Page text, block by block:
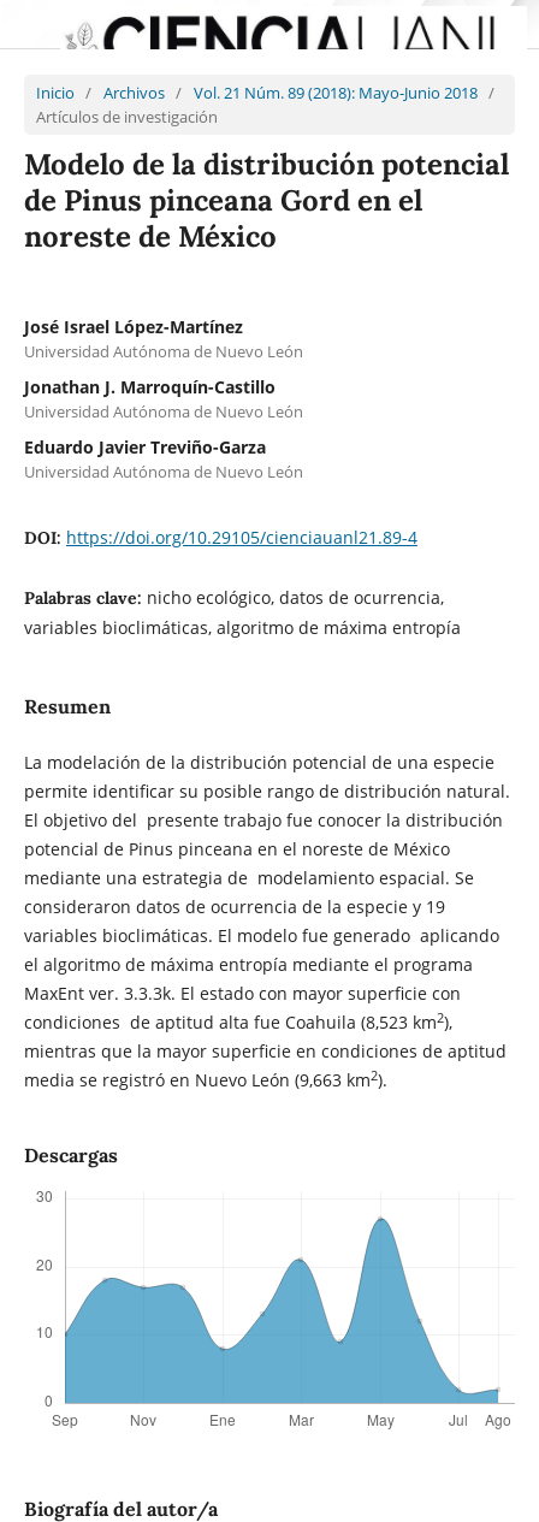
Inicio / Archivos / Vol. 21 Núm. 89 (2018): Mayo-Junio 2018 /
Artículos de investigación
Modelo de la distribución potencial
de Pinus pinceana Gord en el
noreste de México
José Israel López-Martínez
Universidad Autónoma de Nuevo León
Jonathan J. Marroquín-Castillo
Universidad Autónoma de Nuevo León
Eduardo Javier Treviño-Garza
Universidad Autónoma de Nuevo León
DOI: https://doi.org/10.29105/cienciauanl21.89-4
Palabras clave: nicho ecológico, datos de ocurrencia,
variables bioclimáticas, algoritmo de máxima entropía
Resumen
La modelación de la distribución potencial de una especie
permite identificar su posible rango de distribución natural.
El objetivo del presente trabajo fue conocer la distribución
potencial de Pinus pinceana en el noreste de México
mediante una estrategia de modelamiento espacial. Se
consideraron datos de ocurrencia de la especie y 19
variables bioclimáticas. El modelo fue generado aplicando
el algoritmo de máxima entropía mediante el programa
MaxEnt ver. 3.3.3k. El estado con mayor superficie con
condiciones de aptitud alta fue Coahuila (8,523 km2),
mientras que la mayor superficie en condiciones de aptitud
media se registró en Nuevo León (9,663 km2).
Descargas
Biografía del autor/a